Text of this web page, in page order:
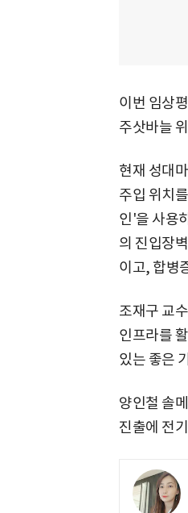
이번 임상
주삿바늘
현재 성대
주입 위치
인'을 사용
의 진입장
이고, 합병
조재구 교
인프라를
있는 좋은
양인철 솔
진출에 전